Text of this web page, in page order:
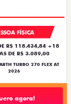
FÍSICA
R$ 118.434,84 +18
DE R$ 3.089,00
TURBO 270 FLEX AT
2026
agora!